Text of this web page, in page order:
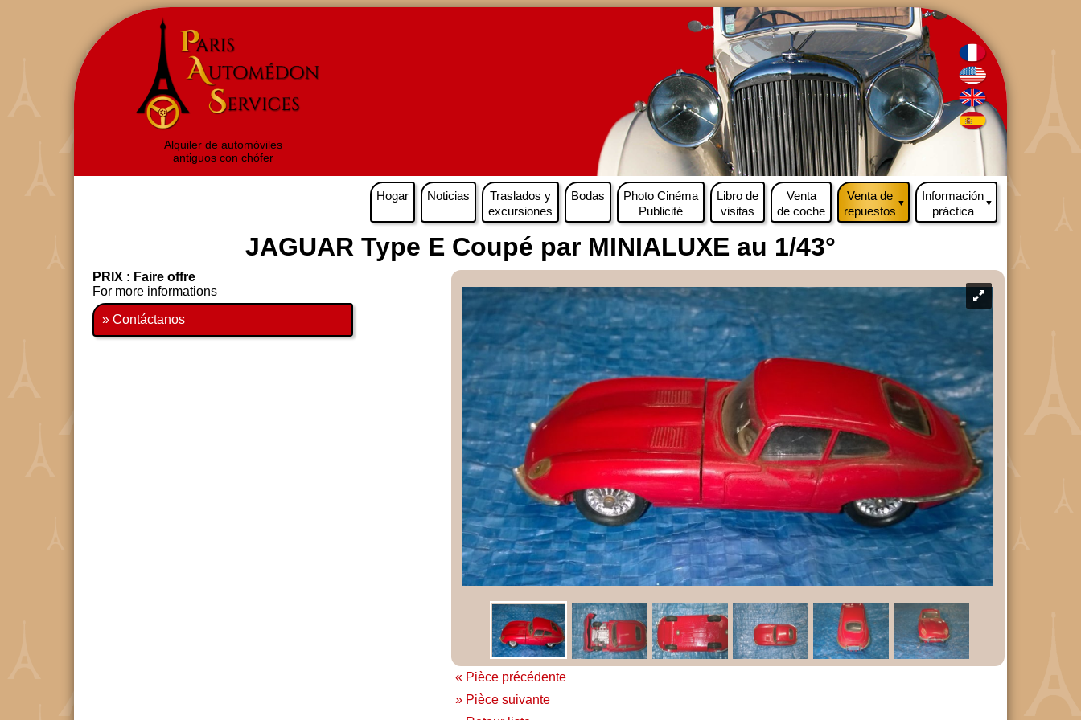
Alquiler de automóviles
antiguos con chófer
Hogar Noticias
Traslados y
excursiones
Bodas
Photo Cinéma
Publicité
Libro de
visitas
Venta
de coche
Venta de
repuestos
▼
Información
práctica
▼
JAGUAR Type E Coupé par MINIALUXE au 1/43°
« Pièce précédente
» Pièce suivante
PRIX : Faire offre
For more informations
» Contáctanos